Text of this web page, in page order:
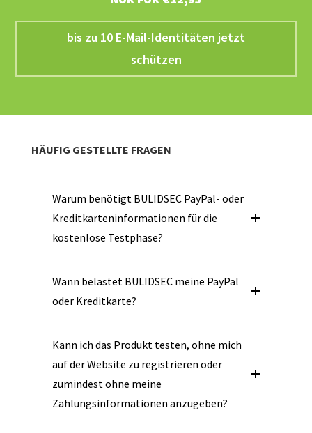
bis zu 10 E-Mail-Identitäten jetzt
schützen
HÄUFIG GESTELLTE FRAGEN
Warum benötigt BULIDSEC PayPal- oder
Kreditkarteninformationen für die
kostenlose Testphase?
Wann belastet BULIDSEC meine PayPal
oder Kreditkarte?
Kann ich das Produkt testen, ohne mich
auf der Website zu registrieren oder
zumindest ohne meine
Zahlungsinformationen anzugeben?